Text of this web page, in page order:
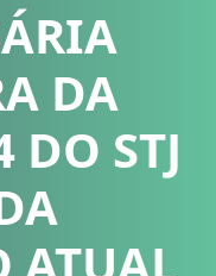
DA
STJ
ATUAL